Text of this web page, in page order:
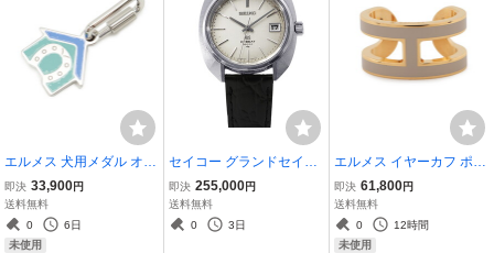
エルメス 犬用メダル オ
ー・ドド ブルー・サテュ
レ / ヴェール・エムロード
メタル HERMES 首輪チ
ャーム
即決 33,900円
送料無料
0
6日
未使用
セイコー グランドセイコ
ー ハイビート36000 4522
-7000 SEIKO 腕時計 シル
バー文字盤 【安心保証】
即決 255,000円
送料無料
0
3日
エルメス イヤーカフ ポッ
プH ポップアッシュ マロ
ングラッセ/ゴールド金具
HERMES アクセサリー
即決 61,800円
送料無料
0
12時間
未使用